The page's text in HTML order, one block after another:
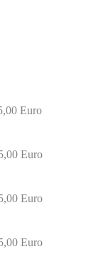
Euro
Euro
Euro
Euro